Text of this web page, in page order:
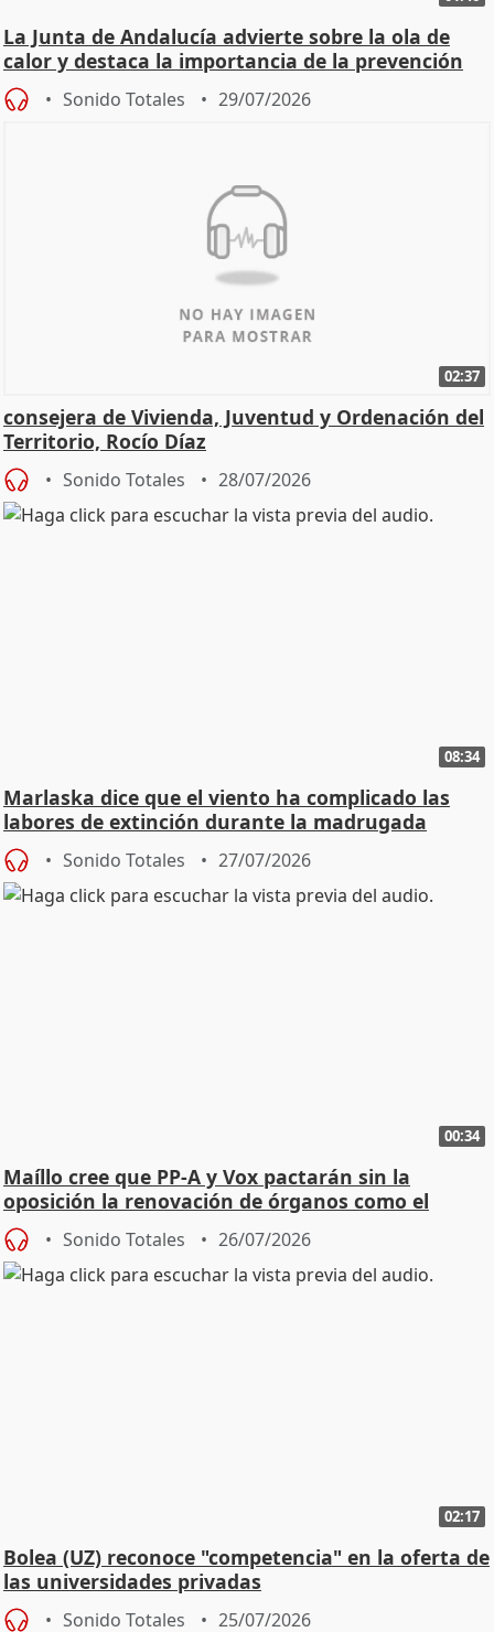
La Junta de Andalucía advierte sobre la ola de
calor y destaca la importancia de la prevención
Sonido Totales 29/07/2026
02:37
consejera de Vivienda, Juventud y Ordenación del
Territorio, Rocío Díaz
Sonido Totales 28/07/2026
08:34
Marlaska dice que el viento ha complicado las
labores de extinción durante la madrugada
Sonido Totales 27/07/2026
00:34
Maíllo cree que PP-A y Vox pactarán sin la
oposición la renovación de órganos como el
Defensor
Sonido Totales 26/07/2026
02:17
Bolea (UZ) reconoce "competencia" en la oferta de
las universidades privadas
Sonido Totales 25/07/2026